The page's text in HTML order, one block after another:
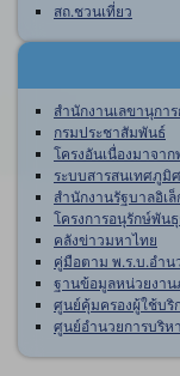
สถ.ชวนเที่ยว
สำนักงานเลขานุกา
กรมประชาสัมพันธ์
โครงอันเนื่องมาจา
ระบบสารสนเทศภูมิ
สำนักงานรัฐบาลอิเ
โครงการอนุรักษ์พัน
คลังข่าวมหาไทย
คู่มือตาม พ.ร.บ.อำน
ฐานข้อมูลหน่วยงาน
ศูนย์คุ้มครองผู้ใช้บริ
ศูนย์อำนวยการบริ